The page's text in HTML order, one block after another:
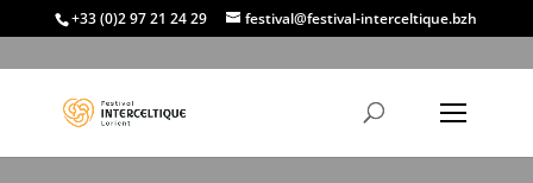
+33 (0)2 97 21 24 29 festival@festival-interceltique.bzh